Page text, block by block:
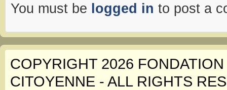
You must be logged in to post a
COPYRIGHT 2026
CITOYENNE - ALL RIGHTS